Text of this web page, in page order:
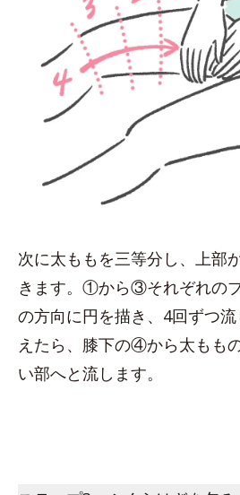
次に太ももを三等分し、上部
きます。①から③それぞれの
の方向に円を描き、4回ずつ
えたら、膝下の④から太もも
い部へと流します。